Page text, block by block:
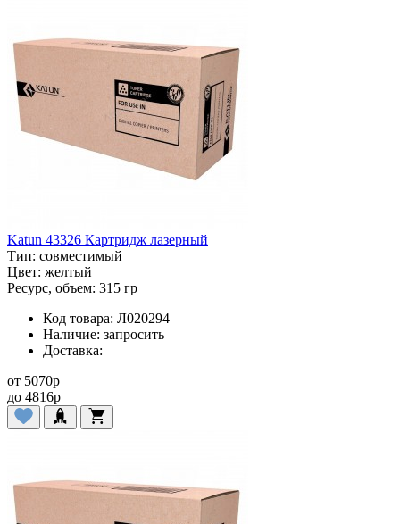
Katun 43326 Картридж лазерный
Тип: совместимый
Цвет: желтый
Ресурс, объем: 315 гр
Код товара: Л020294
Наличие: запросить
Доставка:
от 5070p
до 4816p